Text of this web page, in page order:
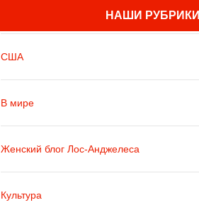
НАШИ РУБРИКИ
США
В мире
Женский блог Лос-Анджелеса
Культура